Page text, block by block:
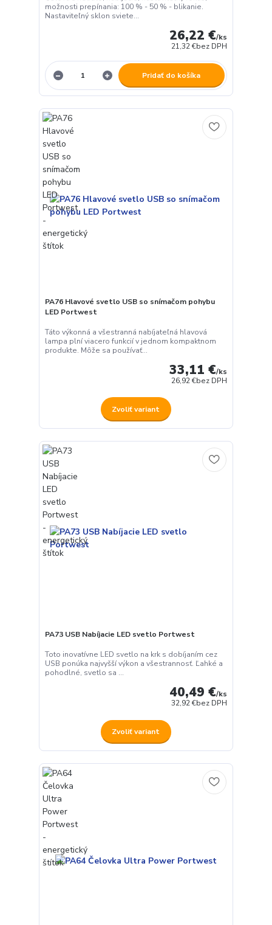
možnosti prepínania: 100 % - 50 % - blikanie.
Nastaviteľný sklon sviete...
26,22 €/ks
21,32 €bez DPH
Pridať do košíka
PA76 Hlavové svetlo USB so snímačom pohybu
LED Portwest
Táto výkonná a všestranná nabíjateľná hlavová
lampa plní viacero funkcií v jednom kompaktnom
produkte. Môže sa používať...
33,11 €/ks
26,92 €bez DPH
Zvoliť variant
PA73 USB Nabíjacie LED svetlo Portwest
Toto inovatívne LED svetlo na krk s dobíjaním cez
USB ponúka najvyšší výkon a všestrannosť. Ľahké a
pohodlné, svetlo sa ...
40,49 €/ks
32,92 €bez DPH
Zvoliť variant